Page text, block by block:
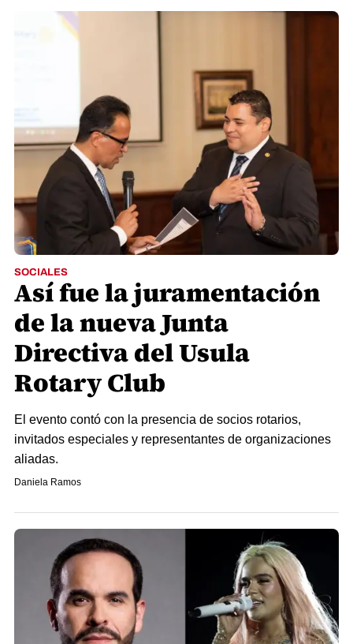
SOCIALES
Así fue la juramentación
de la nueva Junta
Directiva del Usula
Rotary Club
El evento contó con la presencia de socios rotarios,
invitados especiales y representantes de organizaciones
aliadas.
Daniela Ramos